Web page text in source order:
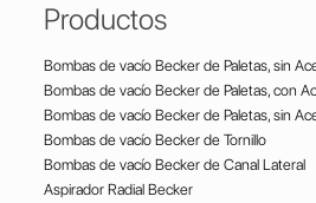
Productos
Bombas de vacío Becker de Paletas, sin
Bombas de vacío Becker de Paletas, con
Bombas de vacío Becker de Paletas, sin
Bombas de vacío Becker de Tornillo
Bombas de vacío Becker de Canal Lateral
Aspirador Radial Becker